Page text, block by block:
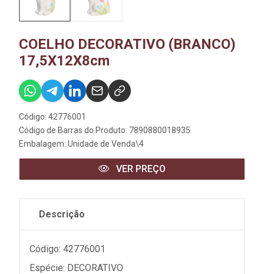
COELHO DECORATIVO (BRANCO)
17,5X12X8cm
Código: 42776001
Código de Barras do Produto: 7890880018935
Embalagem: Unidade de Venda\4
VER PREÇO
Descrição
Código: 42776001
Espécie: DECORATIVO